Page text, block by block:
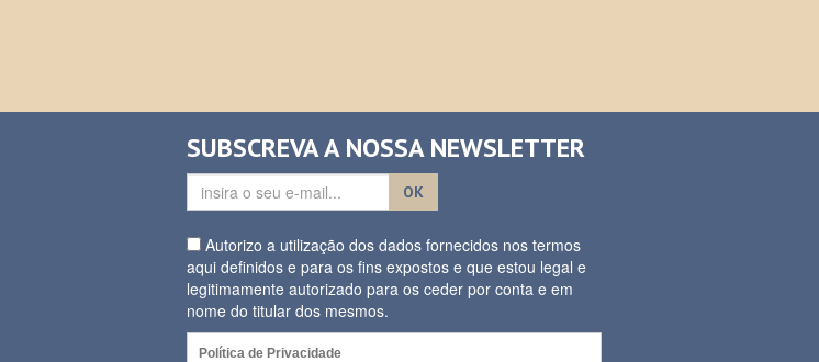
SUBSCREVA A NOSSA NEWSLETTER
OK
Autorizo a utilização dos dados fornecidos nos termos
aqui definidos e para os fins expostos e que estou legal e
legitimamente autorizado para os ceder por conta e em
nome do titular dos mesmos.
Política de Privacidade